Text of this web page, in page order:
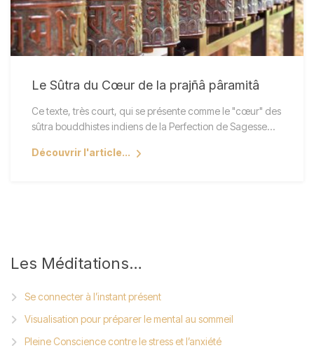
Le Sûtra du Cœur de la prajñâ pâramitâ
Ce texte, très court, qui se présente comme le "cœur" des
sûtra bouddhistes indiens de la Perfection de Sagesse…
Découvrir l'article...
Les Méditations…
Se connecter à l’instant présent
Visualisation pour préparer le mental au sommeil
Pleine Conscience contre le stress et l’anxiété